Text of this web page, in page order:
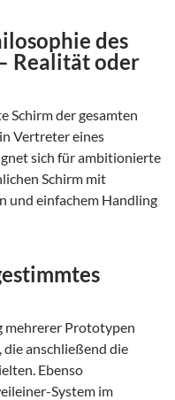
des
Realität oder
Schirm der gesamten
Vertreter eines
sich für ambitionierte
Schirm mit
und einfachem Handling
mehrerer Prototypen
die anschließend die
Ebenso
System im